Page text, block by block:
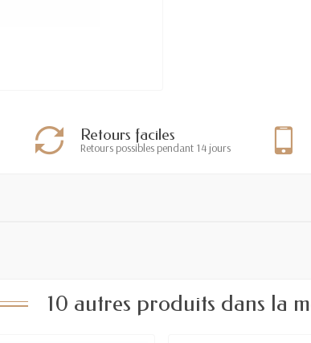
Retours faciles
Retours possibles pendant 14 jours
10 autres produits dans la